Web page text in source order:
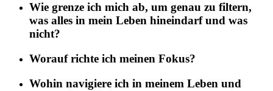
Wie grenze ich mich ab, um genau zu filtern,
was alles in mein Leben hineindarf und was
nicht?
Worauf richte ich meinen Fokus?
Wohin navigiere ich in meinem Leben und